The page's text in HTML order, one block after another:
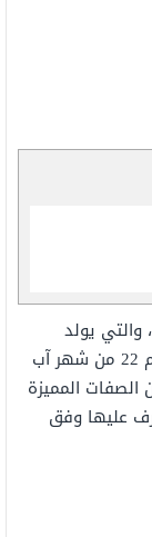
والتي يولد
أصحابها من يوم 23 من تموز (يوليو) وحتى يوم 22 من شهر آب
المميزة
عليها وفق